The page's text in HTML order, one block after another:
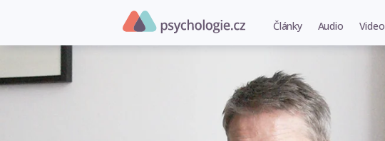
Články Audio Video